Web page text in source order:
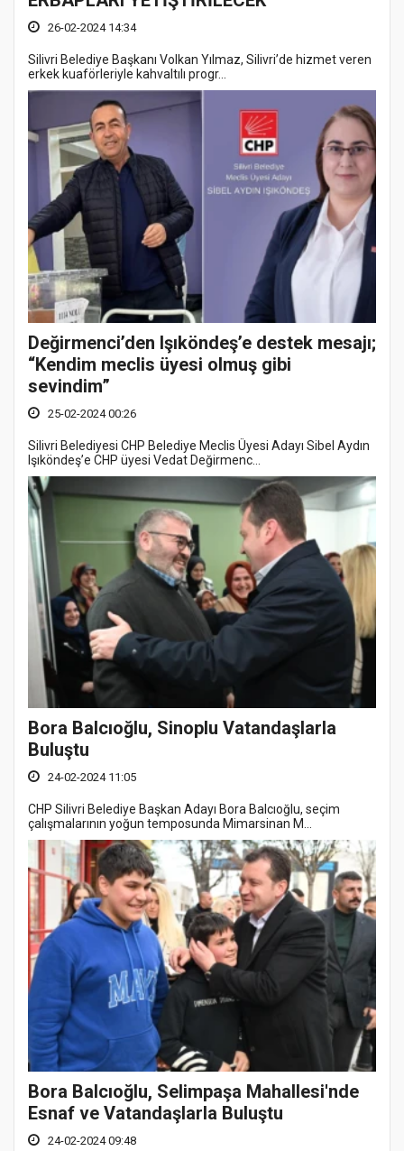
26-02-2024 14:34
Silivri Belediye Başkanı Volkan Yılmaz, Silivri’de hizmet veren
erkek kuaförleriyle kahvaltılı progr...
Değirmenci’den Işıköndeş’e destek mesajı;
“Kendim meclis üyesi olmuş gibi
sevindim”
25-02-2024 00:26
Silivri Belediyesi CHP Belediye Meclis Üyesi Adayı Sibel Aydın
Işıköndeş’e CHP üyesi Vedat Değirmenc...
Bora Balcıoğlu, Sinoplu Vatandaşlarla
Buluştu
24-02-2024 11:05
CHP Silivri Belediye Başkan Adayı Bora Balcıoğlu, seçim
çalışmalarının yoğun temposunda Mimarsinan M...
Bora Balcıoğlu, Selimpaşa Mahallesi'nde
Esnaf ve Vatandaşlarla Buluştu
24-02-2024 09:48